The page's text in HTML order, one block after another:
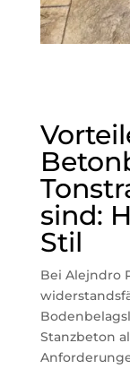
sind:
Stil
Bei Alejndro
Stanzbeton